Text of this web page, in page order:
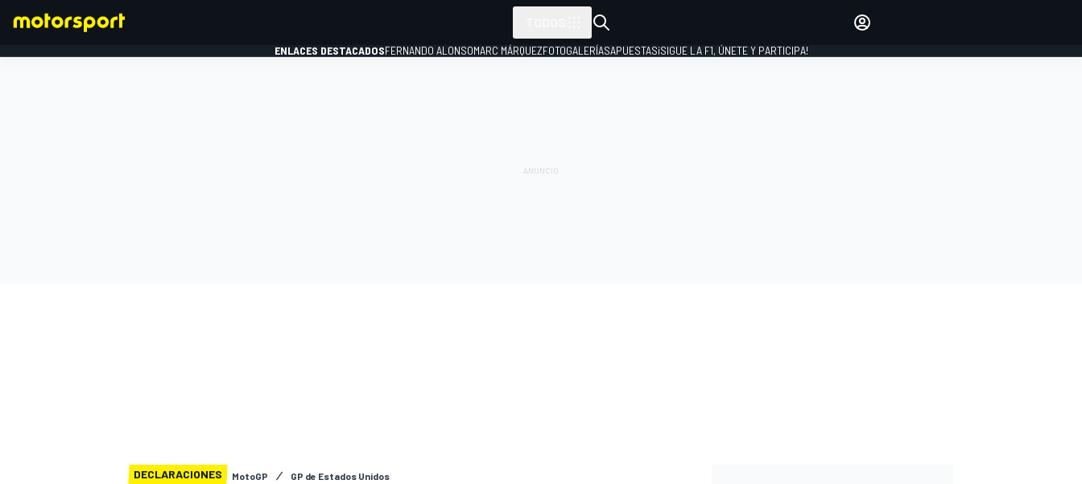
ENLACES DESTACADOSFERNANDO ALONSOMARC MÁRQUEZFOTOGALERÍASAPUESTAS¡SIGUE LA F1, ÚNETE Y PARTICIPA!
DECLARACIONES MotoGP GP de Estados Unidos